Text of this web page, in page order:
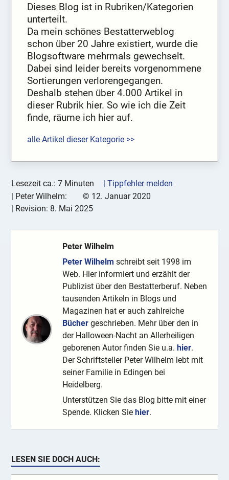
Dieses Blog ist in Rubriken/Kategorien
unterteilt.
Da mein schönes Bestatterweblog
schon über 20 Jahre existiert, wurde die
Blogsoftware mehrmals gewechselt.
Dabei sind leider bereits vorgenommene
Sortierungen verlorengegangen.
Deshalb stehen über 4.000 Artikel in
dieser Rubrik hier. So wie ich die Zeit
finde, räume ich hier auf.
alle Artikel dieser Kategorie >>
Lesezeit ca.: 7 Minuten
| Tippfehler melden
| Peter Wilhelm: © 12. Januar 2020
| Revision: 8. Mai 2025
Peter Wilhelm
Peter Wilhelm schreibt seit 1998 im
Web. Hier informiert und erzählt der
Publizist über den Bestatterberuf. Neben
tausenden Artikeln in Blogs und
Magazinen hat er auch zahlreiche
Bücher geschrieben. Mehr über den in
der Halloween-Nacht an Allerheiligen
geborenen Autor finden Sie u.a.hier.
Der Schriftsteller Peter Wilhelm lebt mit
seiner Familie in Edingen bei
Heidelberg.
Unterstützen Sie das Blog bitte mit einer
Spende. Klicken Siehier.
LESEN SIE DOCH AUCH: